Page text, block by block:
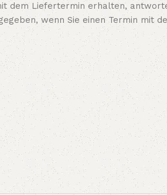
dem Liefertermin erhalten,
wenn Sie einen Termin mit